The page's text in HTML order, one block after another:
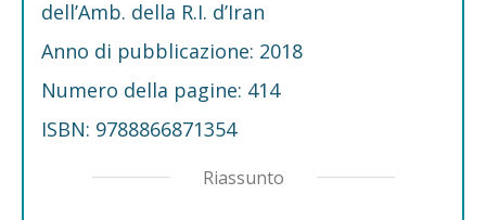
dell’Amb. della R.I. d’Iran
Anno di pubblicazione: 2018
Numero della pagine: 414
ISBN: 9788866871354
Riassunto